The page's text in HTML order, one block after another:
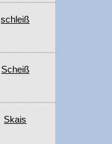
schleiß
Scheiß
Skais